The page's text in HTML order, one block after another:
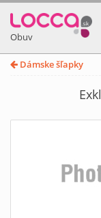
Obuv
Dámske šľapky